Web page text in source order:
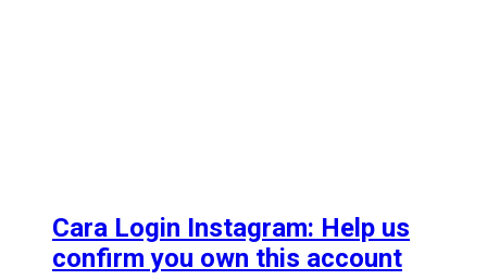
Cara Login Instagram: Help us
confirm you own this account